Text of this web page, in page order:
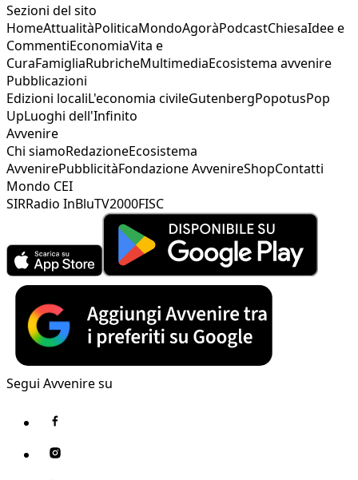
Sezioni del sito
HomeAttualitàPoliticaMondoAgoràPodcastChiesaIdee e
CommentiEconomiaVita e
CuraFamigliaRubricheMultimediaEcosistema avvenire
Pubblicazioni
Edizioni localiL'economia civileGutenbergPopotusPop
UpLuoghi dell'Infinito
Avvenire
Chi siamoRedazioneEcosistema
AvvenirePubblicitàFondazione AvvenireShopContatti
Mondo CEI
SIRRadio InBluTV2000FISC
Segui Avvenire su